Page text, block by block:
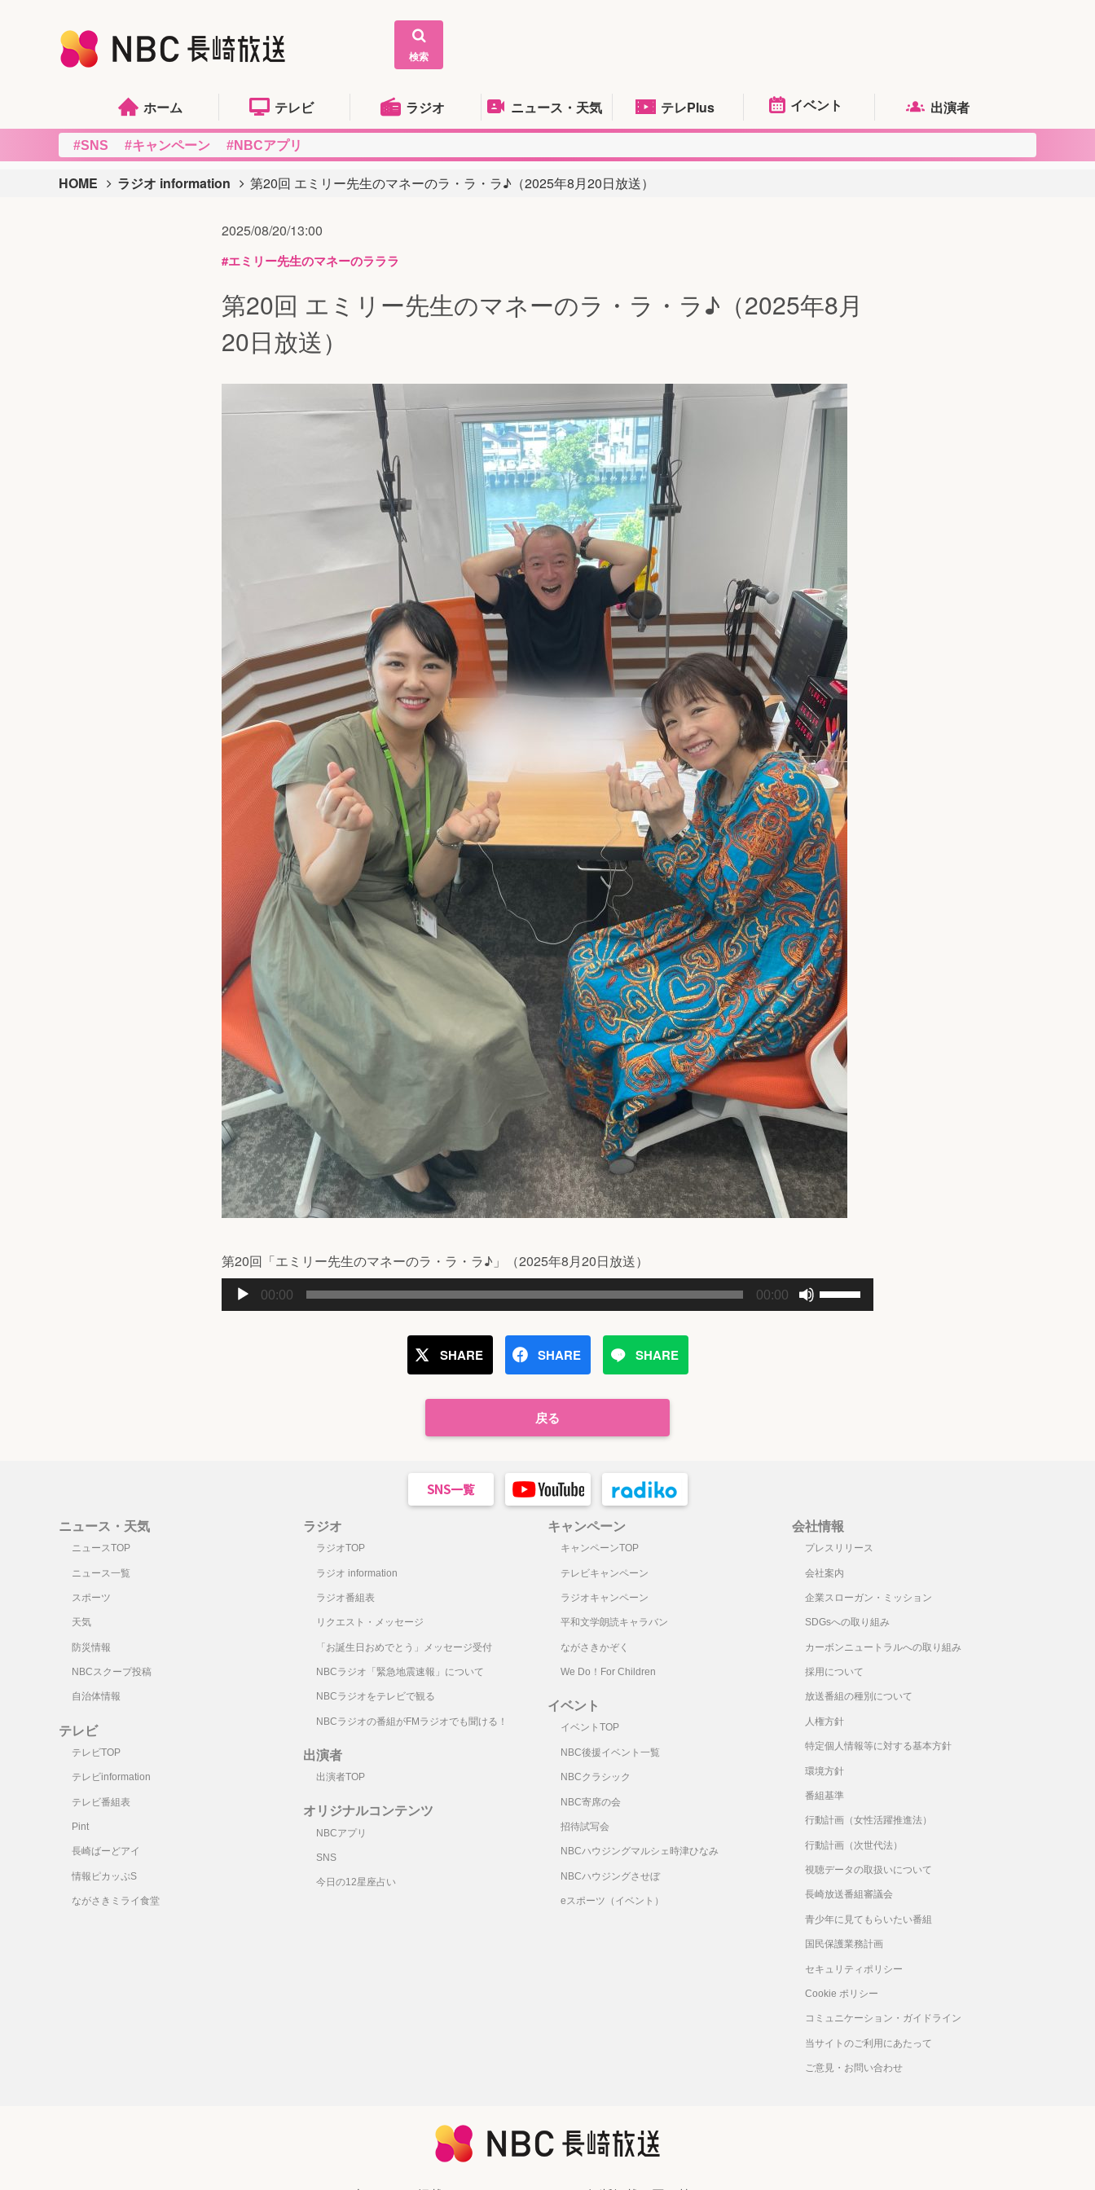
検索
ホーム テレビ ラジオ ニュース・天気 テレPlus イベント 出演者
#SNS #キャンペーン #NBCアプリ
HOME ラジオ information 第20回 エミリー先生のマネーのラ・ラ・ラ♪（2025年8月20日放送）
2025/08/20/13:00
#エミリー先生のマネーのラララ
第20回 エミリー先生のマネーのラ・ラ・ラ♪（2025年8月
20日放送）
第20回「エミリー先生のマネーのラ・ラ・ラ♪」（2025年8月20日放送）
声
00:00 00:00
印
を
使
っ
だ
さ
い。
SHARE SHARE SHARE
戻る
ニュース・天気
ニュースTOP
ニュース一覧
スポーツ
天気
防災情報
NBCスクープ投稿
自治体情報
テレビ
テレビTOP
テレビinformation
テレビ番組表
Pint
長崎ばーどアイ
情報ピカッぷS
ながさきミライ食堂
ラジオ
ラジオTOP
ラジオ information
ラジオ番組表
リクエスト・メッセージ
「お誕生日おめでとう」メッセージ受付
NBCラジオ「緊急地震速報」について
NBCラジオをテレビで観る
NBCラジオの番組がFMラジオでも聞ける！
出演者
出演者TOP
オリジナルコンテンツ
NBCアプリ
SNS
今日の12星座占い
キャンペーン
キャンペーンTOP
テレビキャンペーン
ラジオキャンペーン
平和文学朗読キャラバン
ながさきかぞく
We Do！For Children
イベント
イベントTOP
NBC後援イベント一覧
NBCクラシック
NBC寄席の会
招待試写会
NBCハウジングマルシェ時津ひなみ
NBCハウジングさせぼ
eスポーツ（イベント）
会社情報
プレスリリース
会社案内
企業スローガン・ミッション
SDGsへの取り組み
カーボンニュートラルへの取り組み
採用について
放送番組の種別について
人権方針
特定個人情報等に対する基本方針
環境方針
番組基準
行動計画（女性活躍推進法）
行動計画（次世代法）
視聴データの取扱いについて
長崎放送番組審議会
青少年に見てもらいたい番組
国民保護業務計画
セキュリティポリシー
Cookie ポリシー
コミュニケーション・ガイドライン
当サイトのご利用にあたって
ご意見・お問い合わせ